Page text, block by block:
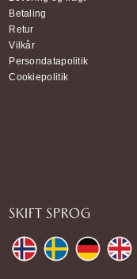
Betaling
Retur
Vilkår
Persondatapolitik
Cookiepolitik
SKIFT SPROG